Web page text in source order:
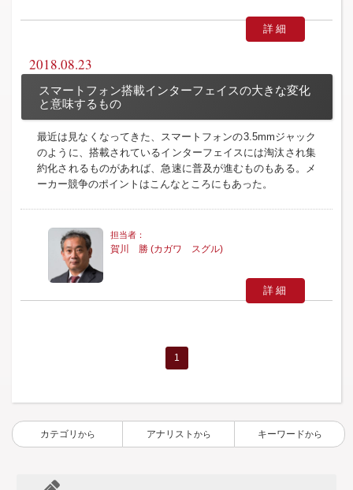
詳細
2018.08.23
スマートフォン搭載インターフェイスの大きな変化
と意味するもの
最近は見なくなってきた、スマートフォンの3.5mmジャック
のように、搭載されているインターフェイスには淘汰され集
約化されるものがあれば、急速に普及が進むものもある。メ
ーカー競争のポイントはこんなところにもあった。
賀川 勝 (カガワ スグル)
詳細
1
カテゴリ から アナリスト から キーワードから